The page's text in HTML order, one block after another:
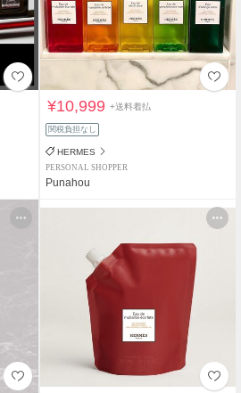
¥10,999+送料着払
関税負担なし
HERMES
PERSONAL SHOPPER
Punahou